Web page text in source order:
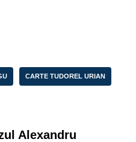
CARTE TUDOREL URIAN
Alexandru